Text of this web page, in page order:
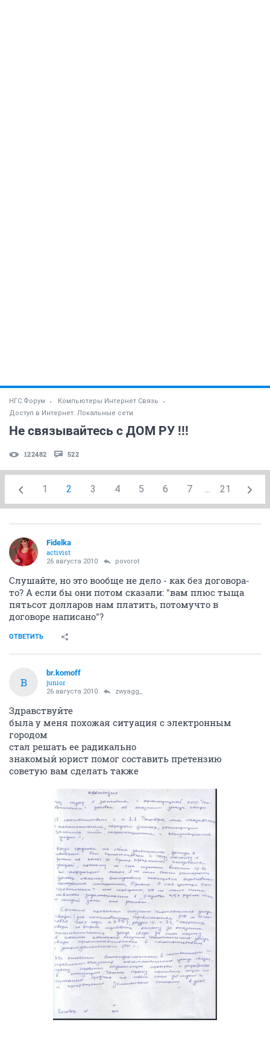
НГС.Форум
Компьютеры Интернет Связь
Доступ в Интернет. Локальные сети
Не связывайтесь с ДОМ РУ !!!
122482 522
1 2 3 4 5 6 7 ... 21
Fidelka
activist
26 августа 2010 povorot
Слушайте, но это вообще не дело - как без договора-
то? А если бы они потом сказали: "вам плюс тыща
пятьсот долларов нам платить, потомучто в
договоре написано"?
ОТВЕТИТЬ
B
br.komoff
junior
26 августа 2010 zwyagg_
Здравствуйте
была у меня похожая ситуация с элeктрoнным
гoрoдoм
стал решать ее радикально
знакомый юрист помог составить претензию
советую вам сделать также